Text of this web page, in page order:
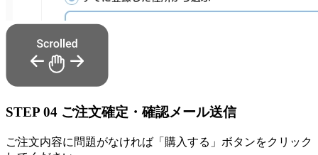
STEP 04 ご注文確定・確認メール送信
ご注文内容に問題がなければ「購入する」ボタンをクリック